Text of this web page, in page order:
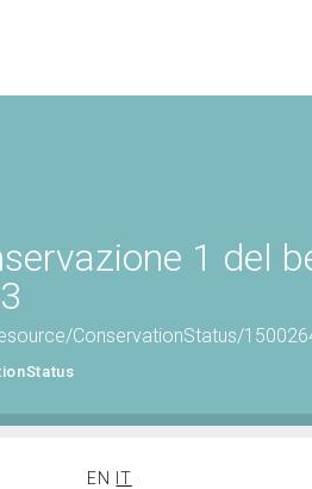
1 del
ConservationStatus/
EN
IT